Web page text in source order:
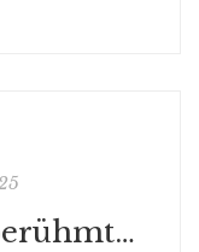
Wenn man einen berühmten Vater hat... Der lange Weg zu sich selbst - Deutsche Bibliothek